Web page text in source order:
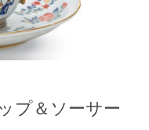
プ＆ソーサー